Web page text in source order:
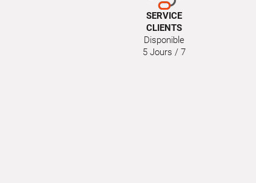
SERVICE
CLIENTS
Disponible
5 Jours / 7